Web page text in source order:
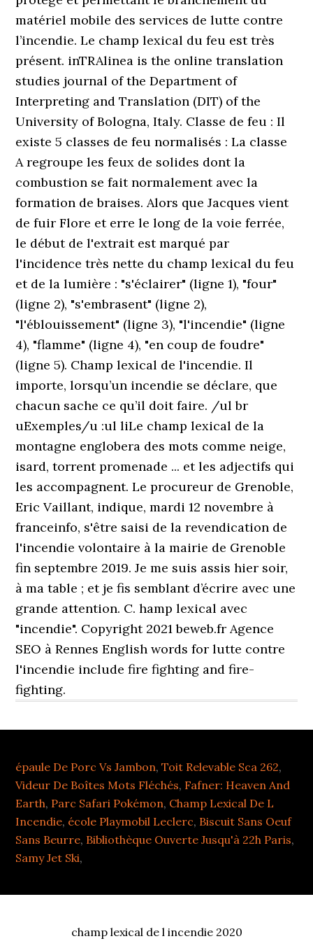
épaule De Porc Vs Jambon,Toit Relevable Sca 262,
Videur De Boîtes Mots Fléchés, Fafner: Heaven And
Earth, Parc Safari Pokémon, Champ Lexical De L
Incendie, école Playmobil Leclerc, Biscuit Sans Oeuf
Sans Beurre, Bibliothèque Ouverte Jusqu'à 22h Paris,
Samy Jet Ski,
champ lexical de l incendie 2020